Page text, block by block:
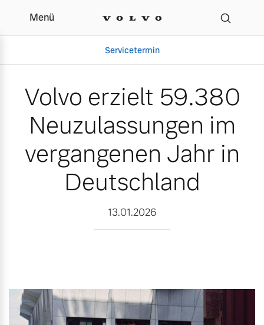
Volvo erzielt 59.380
Menü
Servicetermin
Gebrauchtwagen
Karriere
Unsere News & Events
Volvo erzielt 59.380
Neuzulassungen im
vergangenen Jahr in
Deutschland
13.01.2026